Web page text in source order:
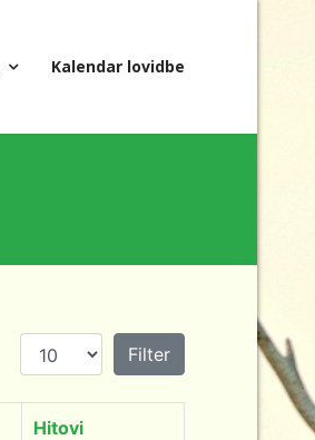
Kalendar lovidbe
Prikaz # Filter
Hitovi